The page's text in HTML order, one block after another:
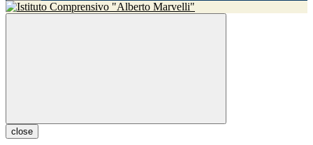
close